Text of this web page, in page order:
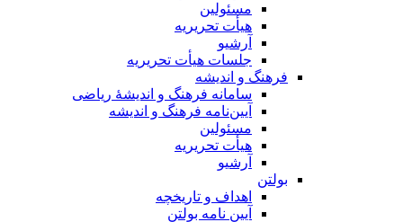
مسئولین
هیأت تحریریه
آرشیو
جلسات هیأت تحریریه
فرهنگ و اندیشه
سامانه فرهنگ و اندیشۀ ریاضی
آیین‌نامه فرهنگ و اندیشه
مسئولین
هیأت تحریریه
آرشیو
بولتن
اهداف و تاریخچه
آیین نامه بولتن